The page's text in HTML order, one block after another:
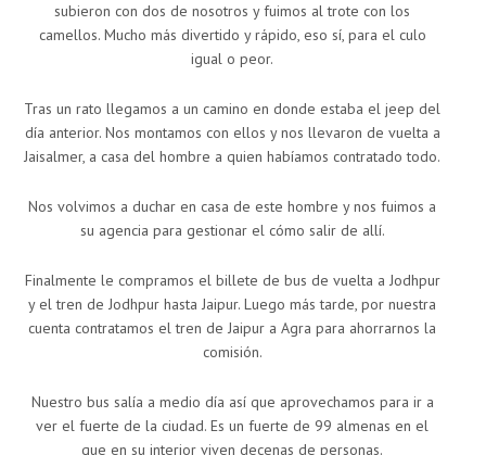
subieron con dos de nosotros y fuimos al trote con los
camellos. Mucho más divertido y rápido, eso sí, para el culo
igual o peor.
Tras un rato llegamos a un camino en donde estaba el jeep del
día anterior. Nos montamos con ellos y nos llevaron de vuelta a
Jaisalmer, a casa del hombre a quien habíamos contratado todo.
Nos volvimos a duchar en casa de este hombre y nos fuimos a
su agencia para gestionar el cómo salir de allí.
Finalmente le compramos el billete de bus de vuelta a Jodhpur
y el tren de Jodhpur hasta Jaipur. Luego más tarde, por nuestra
cuenta contratamos el tren de Jaipur a Agra para ahorrarnos la
comisión.
Nuestro bus salía a medio día así que aprovechamos para ir a
ver el fuerte de la ciudad. Es un fuerte de 99 almenas en el
que en su interior viven decenas de personas.